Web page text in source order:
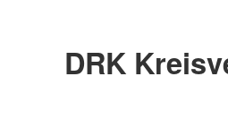
DRK